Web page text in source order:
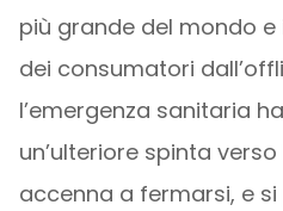
più grande del mondo
dei consumatori
l’emergenza sanitaria
un’ulteriore spinta verso
accenna a fermarsi, e